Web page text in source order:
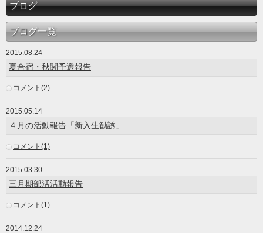
ブログ
ブログ一覧
2015.08.24
夏合宿・秋関予選報告
コメント(2)
2015.05.14
４月の活動報告「新入生勧誘」
コメント(1)
2015.03.30
三月期部活活動報告
コメント(1)
2014.12.24